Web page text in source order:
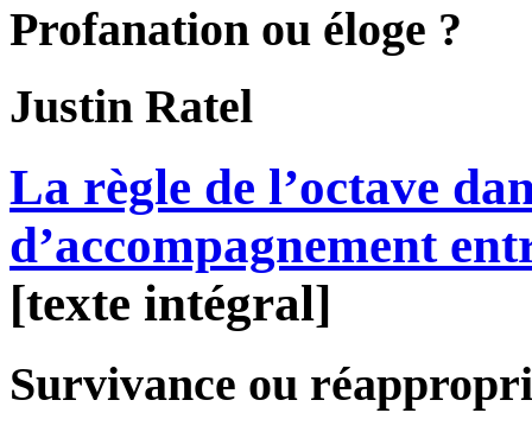
Profanation ou éloge ?
Justin Ratel
La règle de l’octave
d’accompagnement
[texte intégral]
Survivance ou